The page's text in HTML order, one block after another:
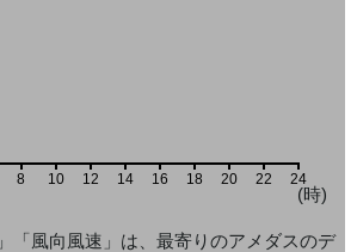
8 10 12 14 16 18 20 22 24
(時)
「風向風速」は、最寄りのアメダスのデ